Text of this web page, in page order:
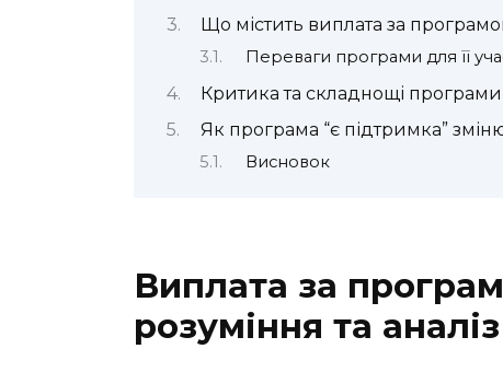
Що містить виплата за
Переваги програми для її
Критика та складнощі програми
Як програма “є підтримка”
Висновок
Виплата за
розуміння та аналіз